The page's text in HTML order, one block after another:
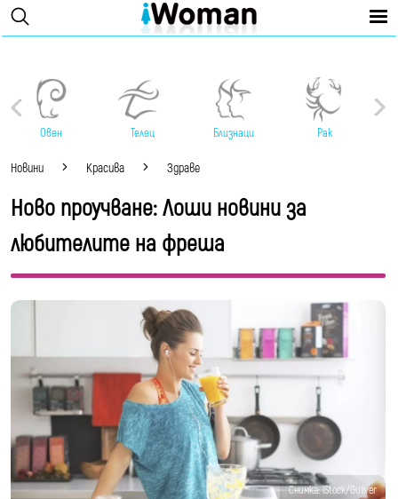
Овен Телец Близнаци Рак
Новини Красива Здраве
Ново проучване: Лоши новини за
любителите на фреша
Снимка: iStock/Guliver